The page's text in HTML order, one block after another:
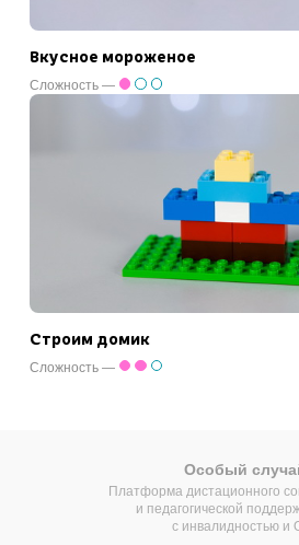
Вкусное мороженое
Сложность —
Строим домик
Сложность —
Особый
Платформа дистационного
и педагогической
с инвалидностью и